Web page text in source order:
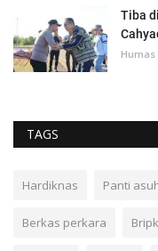
Tiba
TAGS
Hardiknas Panti
Berkas perkara